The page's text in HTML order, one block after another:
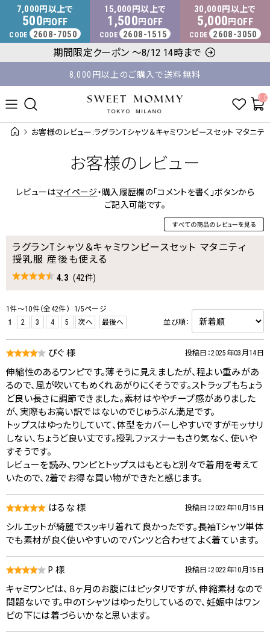
マタニティウェア・授乳服のスウィートマミー
7,000円以上で
500円OFF
CODE 2608-7050
15,000 円以上で
1,500 円 OFF
CODE 2608-1515
30,000 円以上で
5,000 円 OFF
CODE 2608-3050
期間限定クーポン ～8/12 14時まで
平日14時 / 土日祝12時まで のご注文で当日出荷！
8,000円以上のご購入で送料無料
お客様のレビュー:ラグランTシャツ＆キャミワンピースセット マタニ
お客様のレビュー
レビューはマイページ・購入履歴欄の「コメントを書く」ボタンから
ご記入可能です。
ラグランTシャツ＆キャミワンピースセット マタニティ
授乳服 産後も使える
4.3 (42件)
1件～10件（全42件） 1/5ページ
1
2 3 4 5 次へ 最後へ 並び順：
ぴぐ 様 投稿日：2025年03月14日
伸縮性のあるワンピです。薄そうに見えましたが、程よい重みがあ
るので、風が吹いてもめくれあがりにくそうです。ストラップもちょう
ど良い長さに調節できました。素材はややチープ感がありました
が、実際もお高い訳ではないのでじゅうぶん満足です。
トップスはゆったりしていて、体型をカバーしやすいですがモッサリ
しない、ちょうど良い丈です。授乳ファスナーもさり気なく、使いや
すそうです。
レビューを読み、ワンピとトップスはもともと別々で着用を考えて
いたので、2着でお得な買い物ができたと感じます。
はるな 様 投稿日：2022年10月15日
シルエットが綺麗でスッキリ着れて良かったです。長袖Tシャツ単体
でも素材が良く使いやすいのでパンツと合わせてよく着ています。
P 様 投稿日：2022年10月15日
キャミワンピは、８ヶ月のお腹にはピッタリですが、伸縮素材なので
問題ないです。中のTシャツはゆったりしているので、妊娠中はワン
ピの下には着づらいかなと思います。